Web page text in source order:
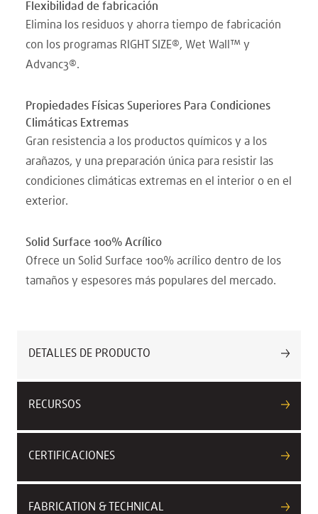
Flexibilidad de fabricación
Elimina los residuos y ahorra tiempo de fabricación
con los programas RIGHT SIZE®, Wet Wall™ y
Advanc3®.
Propiedades Físicas Superiores Para Condiciones
Climáticas Extremas
Gran resistencia a los productos químicos y a los
arañazos, y una preparación única para resistir las
condiciones climáticas extremas en el interior o en el
exterior.
Solid Surface 100% Acrílico
Ofrece un Solid Surface 100% acrílico dentro de los
tamaños y espesores más populares del mercado.
DETALLES DE PRODUCTO
RECURSOS
CERTIFICACIONES
FABRICATION & TECHNICAL